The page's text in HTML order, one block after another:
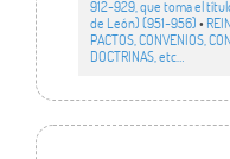
912-929, que toma el
de León) (951-956)•
PACTOS, CONVENIOS,
DOCTRINAS, etc…